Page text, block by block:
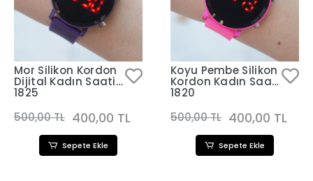
Mor Silikon Kordon
Dijital Kadın Saati
1825
500,00 TL 400,00 TL
Sepete Ekle
Koyu Pembe Silikon
Kordon Kadın Saati
1820
500,00 TL 400,00 TL
Sepete Ekle